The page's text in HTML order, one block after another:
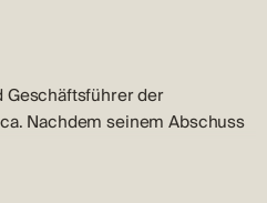
geräumigen Wohnzimmer
zwei Schlafzimmern,
weiteren Badezimmern und
gelangt man direkt
die eine Erweiterung des
zu genießen.
Geschäftsführer der
Nachdem seinem Abschuss
der Universität in
er seine professionelle